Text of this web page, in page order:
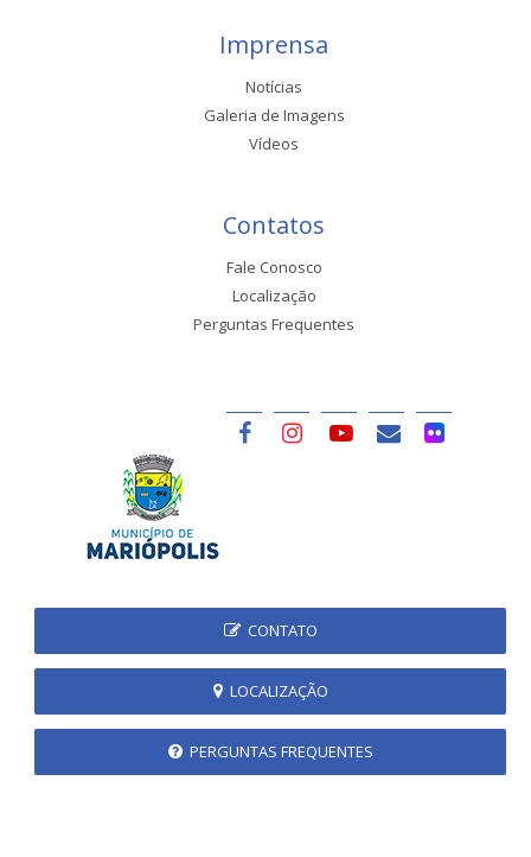
Imprensa
Notícias
Galeria de Imagens
Vídeos
Contatos
Fale Conosco
Localização
Perguntas Frequentes
CONTATO
LOCALIZAÇÃO
PERGUNTAS FREQUENTES